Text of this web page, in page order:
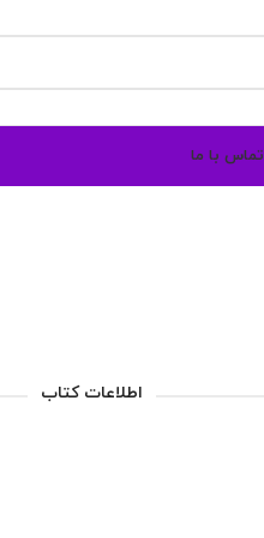
تماس با ما
اطلاعات کتاب